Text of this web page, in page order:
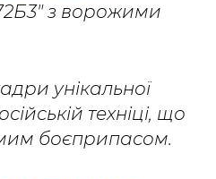
з ворожими
унікальної
техніці, що
боєприпасом.